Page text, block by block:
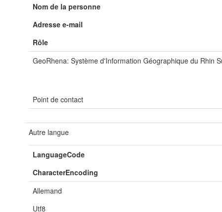
Nom de la personne
Adresse e-mail
Rôle
GeoRhena: Système d'Information Géographique du Rhin
Point de contact
Autre langue
LanguageCode
CharacterEncoding
Allemand
Utf8